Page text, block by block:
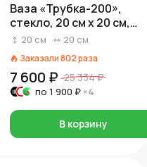
Ваза «Трубка-200»,
стекло, 20 см x 20 см,
прозрачный
20 см 20 см
Заказали802раза
7 600 ₽ 25 334 ₽
по 1 900 ₽ ×4
В корзину